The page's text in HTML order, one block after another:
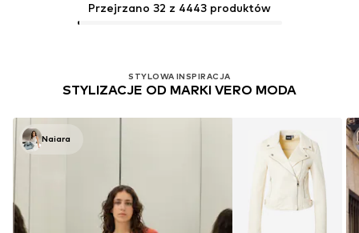
Przejrzano 32 z 4443 produktów
STYLOWA INSPIRACJA
STYLIZACJE OD MARKI VERO MODA
Naiara